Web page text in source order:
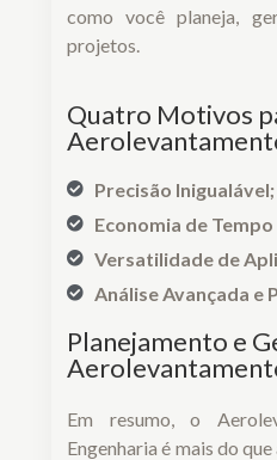
como você planeja,
projetos.
Quatro Motivos
Precisão Inigualável;
Economia de
Versatilidade de
Análise Avançada e
Planejamento e
Em resumo, o
Engenharia é mais do